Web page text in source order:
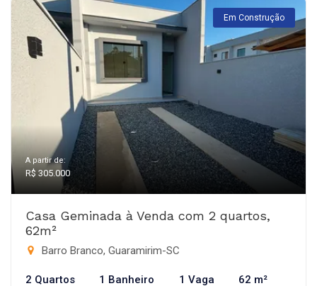
Em Construção
A partir de:
R$ 305.000
Casa Geminada à Venda com 2 quartos,
62m²
Barro Branco, Guaramirim-SC
2 Quartos 1 Banheiro 1 Vaga 62 m²